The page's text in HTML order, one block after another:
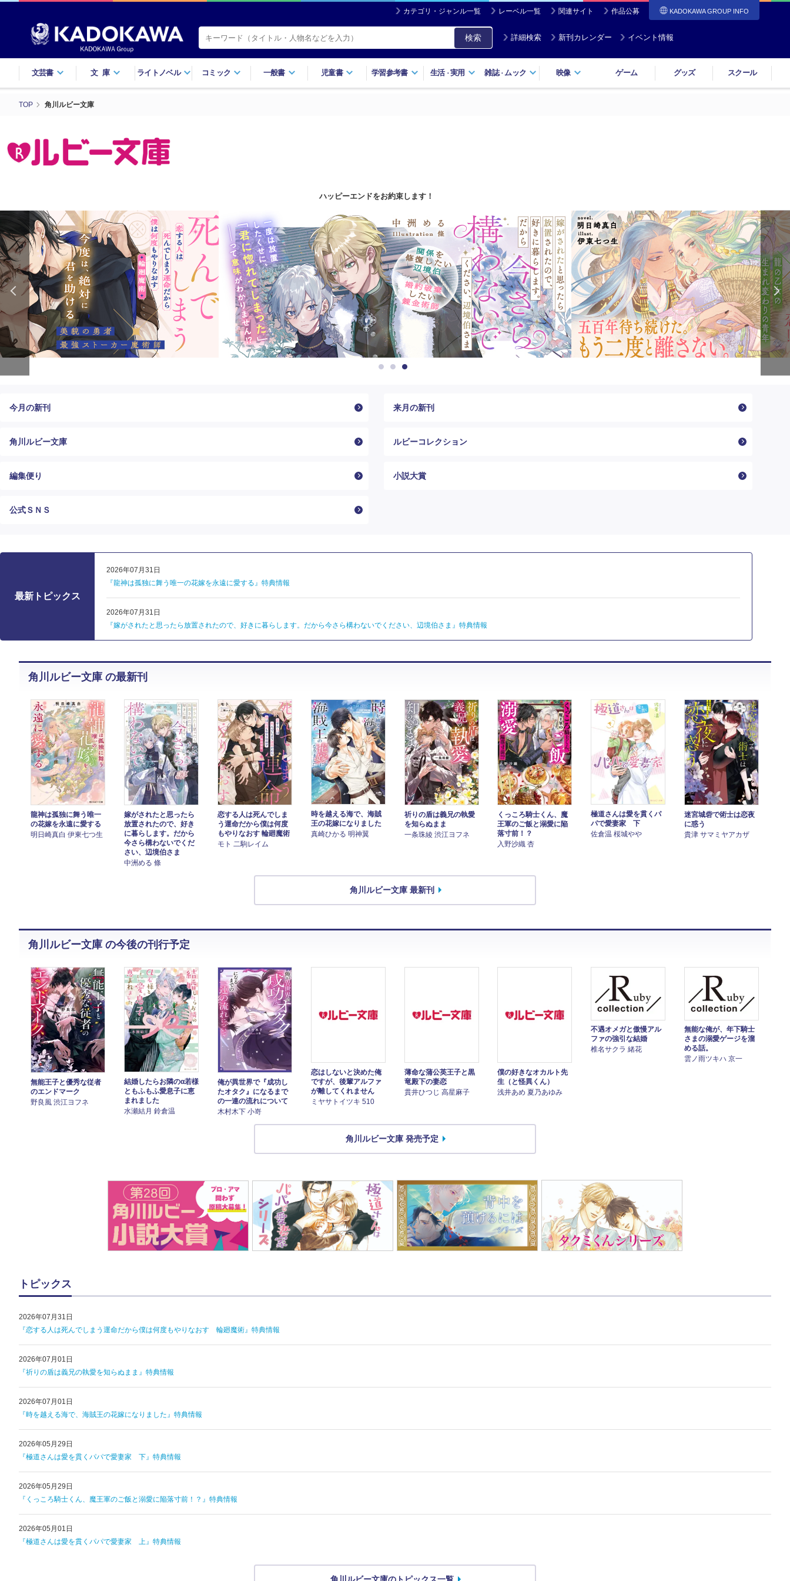
カテゴリ・ジャンル一覧 レーベル一覧 関連サイト 作品公募 KADOKAWA GROUP INFO
検索 詳細検索 新刊カレンダー イベント情報
文芸書 文庫 ライトノベル コミック 一般書 児童書 学習参考書 生活・実用 雑誌・ ムック 映像 ゲーム グッズ スクール
TOP 角川ルビー文庫
ハッピーエンドをお約束します！
今月の新刊 来月の新刊
角川ルビー文庫 ルビーコレクション
編集便り 小説大賞
公式ＳＮＳ
最新トピックス
2026年07月31日
『龍神は孤独に舞う唯一の花嫁を永遠に愛する』特典情報
2026年07月31日
『嫁がされたと思ったら放置されたので、好きに暮らします。だから今さら構わないでください、辺境伯さま』特典情報
角川ルビー文庫 の最新刊
龍神は孤独に舞う唯一
の花嫁を永遠に愛する
明日崎真白 伊東七つ生
嫁がされたと思ったら
放置されたので、好き
に暮らします。だから
今さら構わないでくだ
さい、辺境伯さま
中洲める 條
恋する人は死んでしま
う運命だから僕は何度
もやりなおす 輪廻魔術
モト 二駒レイム
時を越える海で、海賊
王の花嫁になりました
真崎ひかる 明神翼
祈りの盾は義兄の執愛
を知らぬまま
一条珠綾 渋江ヨフネ
くっころ騎士くん、魔
王軍のご飯と溺愛に陥
落寸前！？
入野沙織 杏
極道さんは愛を貫くパ
パで愛妻家 下
佐倉温 桜城やや
迷宮城砦で術士は恋夜
に惑う
貴津 サマミヤアカザ
角川ルビー文庫 最新刊
角川ルビー文庫 の今後の刊行予定
無能王子と優秀な従者
のエンドマーク
野良風 渋江ヨフネ
結婚したらお隣のα若様
ともふもふ愛息子に恵
まれました
水瀬結月 鈴倉温
俺が異世界で『成功し
たオタク』になるまで
の一連の流れについて
木村木下 小嵜
恋はしないと決めた俺
ですが、後輩アルファ
が離してくれません
ミヤサトイツキ 510
薄命な蒲公英王子と黒
竜殿下の妻恋
貫井ひつじ 高星麻子
僕の好きなオカルト先
生（と怪異くん）
浅井あめ 夏乃あゆみ
不遇オメガと傲慢アル
ファの強引な結婚
椎名サクラ 緒花
無能な俺が、年下騎士
さまの溺愛ゲージを溜
める話。
雲ノ雨ツキハ 京一
角川ルビー文庫 発売予定
トピックス
2026年07月31日
『恋する人は死んでしまう運命だから僕は何度もやりなおす 輪廻魔術』特典情報
2026年07月01日
『祈りの盾は義兄の執愛を知らぬまま』特典情報
2026年07月01日
『時を越える海で、海賊王の花嫁になりました』特典情報
2026年05月29日
『極道さんは愛を貫くパパで愛妻家 下』特典情報
2026年05月29日
『くっころ騎士くん、魔王軍のご飯と溺愛に陥落寸前！？』特典情報
2026年05月01日
『極道さんは愛を貫くパパで愛妻家 上』特典情報